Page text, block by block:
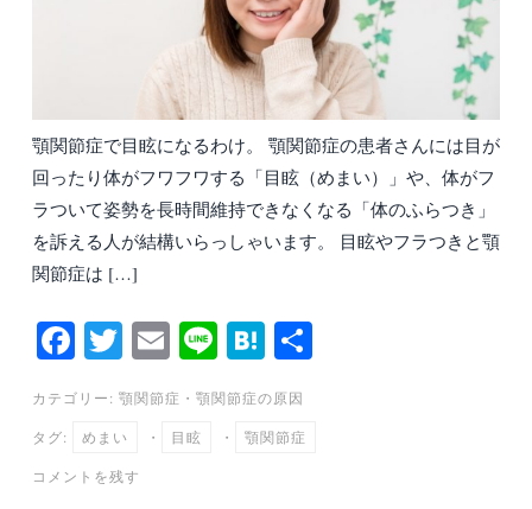
顎関節症で目眩になるわけ。 顎関節症の患者さんには目が
回ったり体がフワフワする「目眩（めまい）」や、体がフ
ラついて姿勢を長時間維持できなくなる「体のふらつき」
を訴える人が結構いらっしゃいます。 目眩やフラつきと顎
関節症は […]
Fa
ce
bo
ok
T
wi
tte
r
E
m
ail
Li
ne
H
at
en
a
カテゴリー: 顎関節症 ・ 顎関節症の原因
タグ: めまい ・ 目眩 ・ 顎関節症
コメントを残す